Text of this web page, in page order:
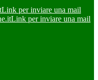
Link per inviare una mail
Link per inviare una mail